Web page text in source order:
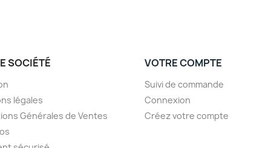
SOCIÉTÉ
légales
Générales de Ventes
VOTRE COMPTE
Suivi de commande
Connexion
Créez votre compte